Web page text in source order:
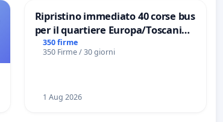
Ripristino immediato 40 corse bus
per il quartiere Europa/Toscanini
di Aprilia
350 firme
350 Firme / 30 giorni
1 Aug 2026